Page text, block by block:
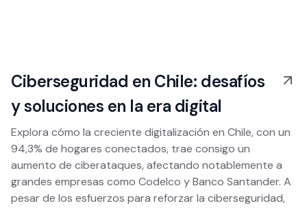
Ciberseguridad en Chile: desafíos
y soluciones en la era digital
Explora cómo la creciente digitalización en Chile, con un
94,3% de hogares conectados, trae consigo un
aumento de ciberataques, afectando notablemente a
grandes empresas como Codelco y Banco Santander. A
pesar de los esfuerzos para reforzar la ciberseguridad,